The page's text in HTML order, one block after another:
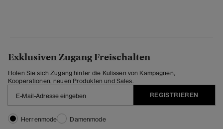
Exklusiven Zugang Freischalten
Holen Sie sich Zugang hinter die Kulissen von Kampagnen,
Kooperationen, neuen Produkten und Sales.
REGISTRIEREN
Herrenmode
Damenmode